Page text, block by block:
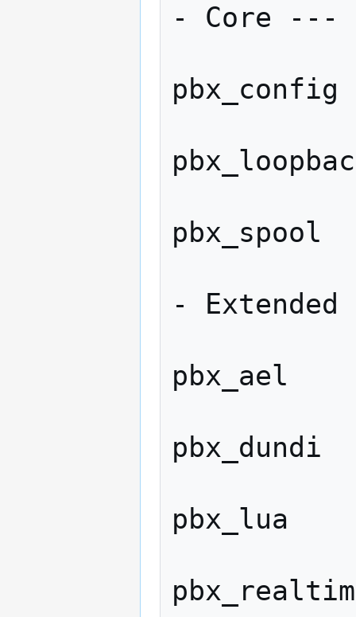
- Core ---
pbx_config
pbx_spool
-
pbx_ael
pbx_dundi
pbx_lua